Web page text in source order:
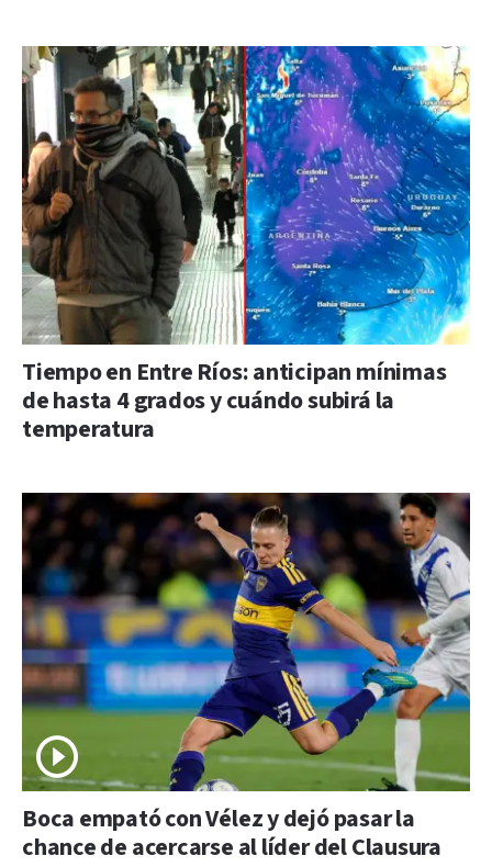
Tiempo en Entre Ríos: anticipan mínimas
de hasta 4 grados y cuándo subirá la
temperatura
Boca empató con Vélez y dejó pasar la
chance de acercarse al líder del Clausura